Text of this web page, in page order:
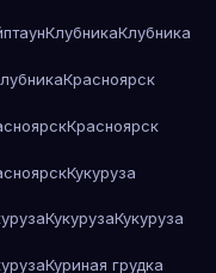
КлубникаКлубника
Красноярск
Красноярск
Кукуруза
КукурузаКукуруза
Куриная грудка